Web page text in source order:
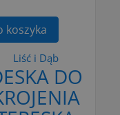
koszyka
Liść i Dąb
DO